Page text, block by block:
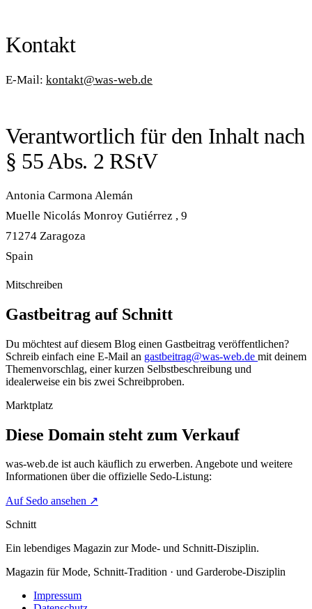
Kontakt
E-Mail: kontakt@was-web.de
Verantwortlich für den Inhalt nach
§ 55 Abs. 2 RStV
Antonia Carmona Alemán
Muelle Nicolás Monroy Gutiérrez , 9
71274 Zaragoza
Spain
Mitschreiben
Gastbeitrag auf Schnitt
Du möchtest auf diesem Blog einen Gastbeitrag veröffentlichen?
Schreib einfach eine E-Mail an gastbeitrag@was-web.de mit deinem
Themenvorschlag, einer kurzen Selbstbeschreibung und
idealerweise ein bis zwei Schreibproben.
Marktplatz
Diese Domain steht zum Verkauf
was-web.de ist auch käuflich zu erwerben. Angebote und weitere
Informationen über die offizielle Sedo-Listung:
Auf Sedo ansehen ↗
Schnitt
Ein lebendiges Magazin zur Mode- und Schnitt-Disziplin.
Magazin für Mode, Schnitt-Tradition · und Garderobe-Disziplin
Impressum